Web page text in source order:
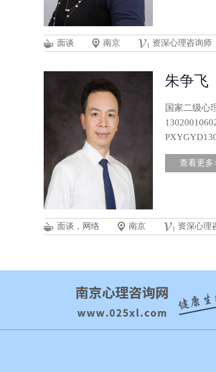
面谈 南京 资深心理咨询师
朱争飞
国家二级心
查看更多
面谈，网络 南京 资深心理